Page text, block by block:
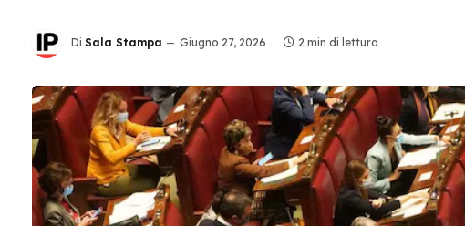
Di Sala Stampa Giugno 27, 2026 2 min di lettura